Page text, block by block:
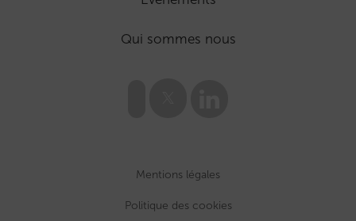
Qui sommes nous
Mentions légales
Politique des cookies